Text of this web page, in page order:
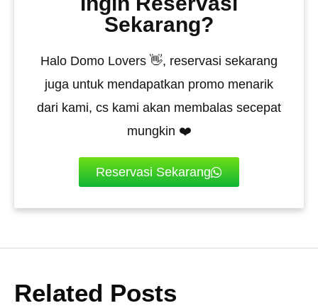
Sekarang?
Halo Domo Lovers 👋, reservasi sekarang
juga untuk mendapatkan promo menarik
dari kami, cs kami akan membalas secepat
mungkin ❤️
Reservasi Sekarang
Related Posts